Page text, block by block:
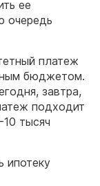
ее
очередь
платеж
бюджетом.
завтра,
подходит
тысяч
ипотеку